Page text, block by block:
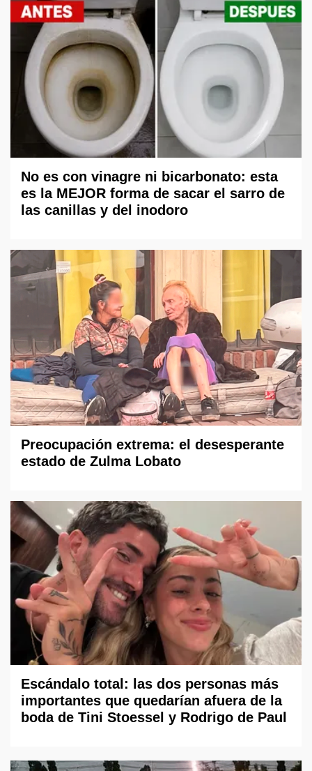
No es con vinagre ni bicarbonato: esta
es la MEJOR forma de sacar el sarro de
las canillas y del inodoro
Preocupación extrema: el desesperante
estado de Zulma Lobato
Escándalo total: las dos personas más
importantes que quedarían afuera de la
boda de Tini Stoessel y Rodrigo de Paul